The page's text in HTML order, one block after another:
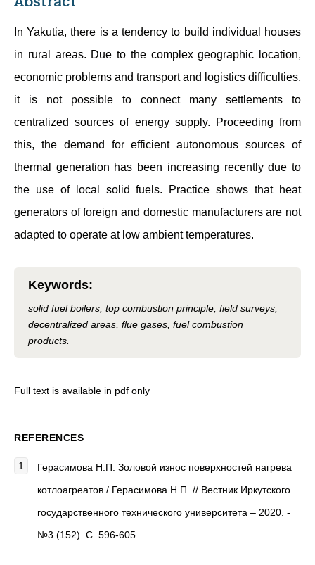
In Yakutia, there is a tendency to build individual houses
in rural areas. Due to the complex geographic location,
economic problems and transport and logistics difficulties,
it is not possible to connect many settlements to
centralized sources of energy supply. Proceeding from
this, the demand for efficient autonomous sources of
thermal generation has been increasing recently due to
the use of local solid fuels. Practice shows that heat
generators of foreign and domestic manufacturers are not
adapted to operate at low ambient temperatures.
Keywords:
solid fuel boilers, top combustion principle, field surveys,
decentralized areas, flue gases, fuel combustion
products.
Full text is available in pdf only
REFERENCES
Герасимова Н.П. Золовой износ поверхностей нагрева
котлоагреатов / Герасимова Н.П. // Вестник Иркутского
государственного технического университета – 2020. -
№3 (152). С. 596-605.